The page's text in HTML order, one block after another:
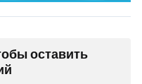
оставить